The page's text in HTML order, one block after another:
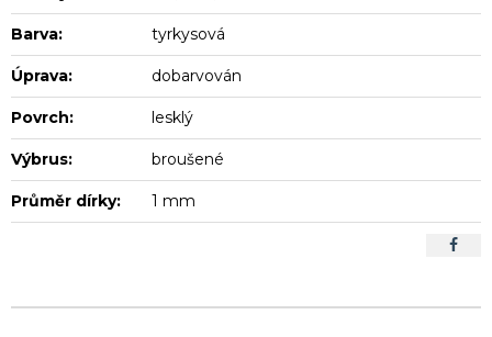
Barva: tyrkysová
Úprava: dobarvován
Povrch: lesklý
Výbrus: broušené
Průměr dírky: 1 mm